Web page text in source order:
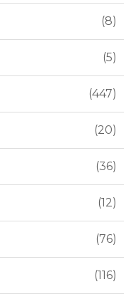
8
5
447
20
36
12
76
116